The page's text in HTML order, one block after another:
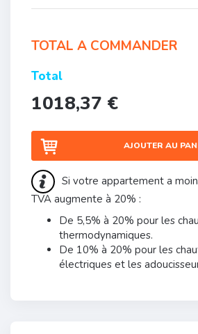
TOTAL A COMMANDER
Total
1018,37 €
AJOUTER AU
Si votre appartement a
TVA augmente à 20% :
De 5,5% à 20% pour les
thermodynamiques.
De 10% à 20% pour les
électriques et les